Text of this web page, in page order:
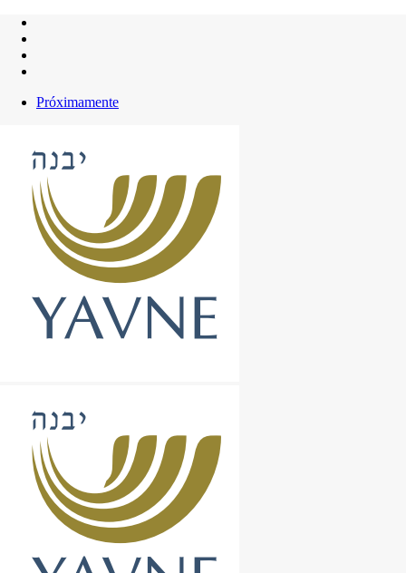
Próximamente